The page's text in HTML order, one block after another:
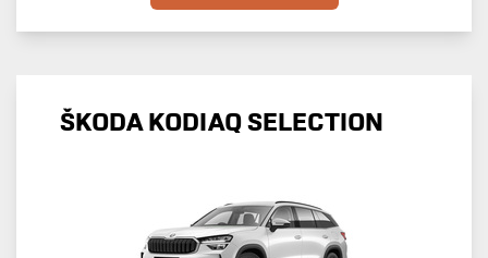
ŠKODA KODIAQ SELECTION